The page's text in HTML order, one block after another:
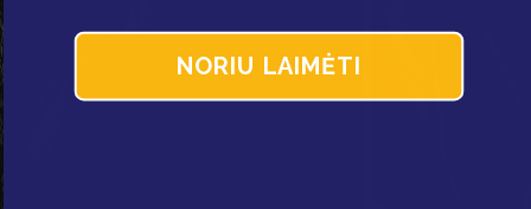
NORIU LAIMĖTI